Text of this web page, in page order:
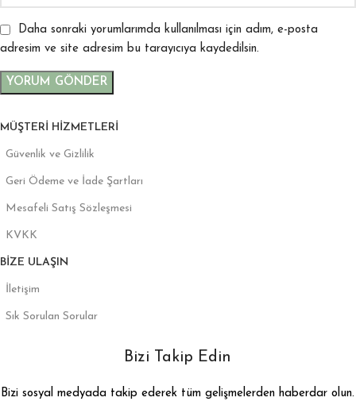
Daha sonraki yorumlarımda kullanılması için adım, e-posta
adresim ve site adresim bu tarayıcıya kaydedilsin.
MÜŞTERI HIZMETLERI
Güvenlik ve Gizlilik
Geri Ödeme ve İade Şartları
Mesafeli Satış Sözleşmesi
KVKK
BIZE ULAŞIN
İletişim
Sık Sorulan Sorular
Bizi Takip Edin
Bizi sosyal medyada takip ederek tüm gelişmelerden haberdar olun.